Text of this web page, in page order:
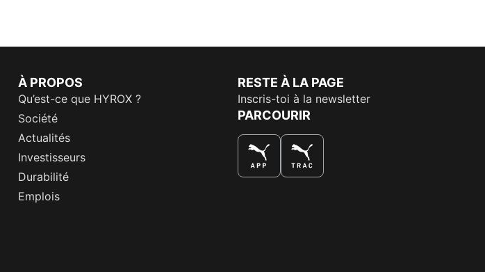
À PROPOS
Qu’est-ce que HYROX ?
Société
Actualités
Investisseurs
Durabilité
Emplois
RESTE À LA PAGE
Inscris-toi à la newsletter
PARCOURIR